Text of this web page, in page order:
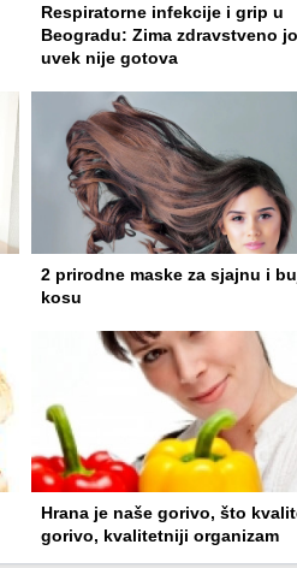
Respiratorne infekcije i grip u
Beogradu: Zima zdravstveno
uvek nije gotova
2 prirodne maske za sjajnu i
kosu
Hrana je naše gorivo, što
gorivo, kvalitetniji organizam